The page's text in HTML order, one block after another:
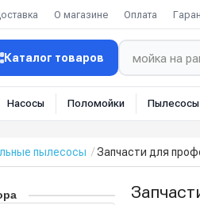
О магазине Оплата
Каталог товаров
Насосы Поломойки Пылесосы
пылесосы Запчасти для